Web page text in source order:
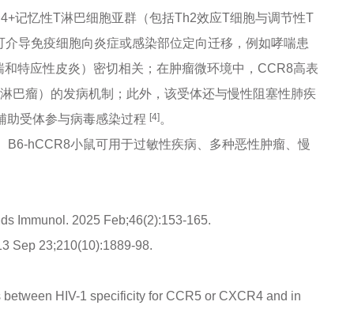
记忆性T淋巴细胞亚群（包括Th2效应T细胞与调节性T
导免疫细胞向炎症或感染部位定向迁移，例如哮喘患
特应性皮炎）密切相关；在肿瘤微环境中，CCR8高表
巴瘤）的发病机制；此外，该受体还与慢性阻塞性肺疾
助受体参与病毒感染过程 [4]。
hCCR8小鼠可用于过敏性疾病、多种恶性肿瘤、慢
Immunol. 2025 Feb;46(2):153-165.
Sep 23;210(10):1889-98.
HIV-1 specificity for CCR5 or CXCR4 and in